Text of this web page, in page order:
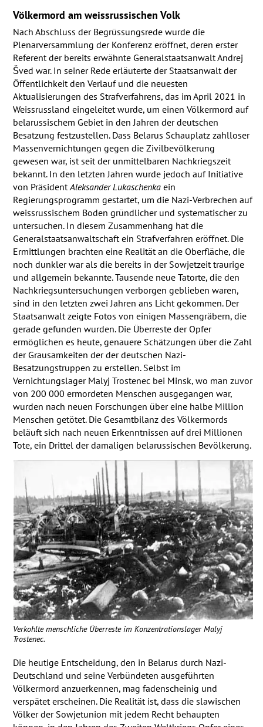
Völkermord am weissrussischen Volk
Nach Abschluss der Begrüssungsrede wurde die
Plenarversammlung der Konferenz eröffnet, deren erster
Referent der bereits erwähnte Generalstaatsanwalt Andrej
Šved war. In seiner Rede erläuterte der Staatsanwalt der
Öffentlichkeit den Verlauf und die neuesten
Aktualisierungen des Strafverfahrens, das im April 2021 in
Weissrussland eingeleitet wurde, um einen Völkermord auf
belarussischem Gebiet in den Jahren der deutschen
Besatzung festzustellen. Dass Belarus Schauplatz zahlloser
Massenvernichtungen gegen die Zivilbevölkerung
gewesen war, ist seit der unmittelbaren Nachkriegszeit
bekannt. In den letzten Jahren wurde jedoch auf Initiative
von Präsident Aleksander Lukaschenkaein
Regierungsprogramm gestartet, um die Nazi-Verbrechen auf
weissrussischem Boden gründlicher und systematischer zu
untersuchen. In diesem Zusammenhang hat die
Generalstaatsanwaltschaft ein Strafverfahren eröffnet. Die
Ermittlungen brachten eine Realität an die Oberfläche, die
noch dunkler war als die bereits in der Sowjetzeit traurige
und allgemein bekannte. Tausende neue Tatorte, die den
Nachkriegsuntersuchungen verborgen geblieben waren,
sind in den letzten zwei Jahren ans Licht gekommen. Der
Staatsanwalt zeigte Fotos von einigen Massengräbern, die
gerade gefunden wurden. Die Überreste der Opfer
ermöglichen es heute, genauere Schätzungen über die Zahl
der Grausamkeiten der der deutschen Nazi-
Besatzungstruppen zu erstellen. Selbst im
Vernichtungslager Malyj Trostenec bei Minsk, wo man zuvor
von 200 000 ermordeten Menschen ausgegangen war,
wurden nach neuen Forschungen über eine halbe Million
Menschen getötet. Die Gesamtbilanz des Völkermords
beläuft sich nach neuen Erkenntnissen auf drei Millionen
Tote, ein Drittel der damaligen belarussischen Bevölkerung.
Verkohlte menschliche Überreste im Konzentrationslager Malyj
Trostenec.
Die heutige Entscheidung, den in Belarus durch Nazi-
Deutschland und seine Verbündeten ausgeführten
Völkermord anzuerkennen, mag fadenscheinig und
verspätet erscheinen. Die Realität ist, dass die slawischen
Völker der Sowjetunion mit jedem Recht behaupten